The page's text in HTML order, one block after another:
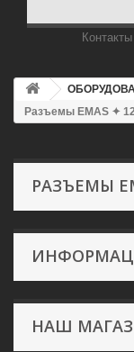
Контакты
Разъемы EMAS ✦
РАЗЪЕМЫ
НАШ